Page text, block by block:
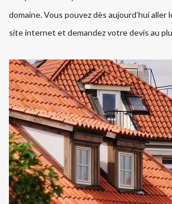
domaine. Vous pouvez dès aujourd’hui aller
site internet et demandez votre devis au